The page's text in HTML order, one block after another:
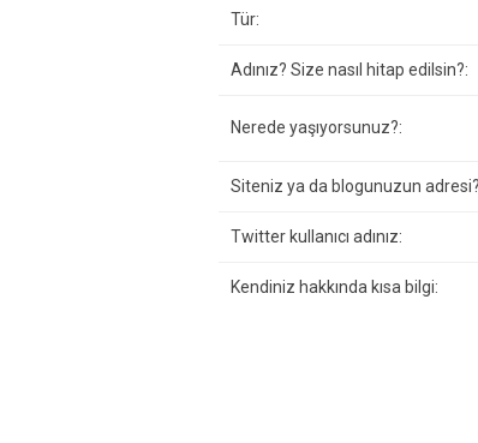
Tür:
Adınız? Size nasıl hitap edilsin?:
Nerede yaşıyorsunuz?:
Siteniz ya da blogunuzun
Twitter kullanıcı adınız:
Kendiniz hakkında kısa bilgi: